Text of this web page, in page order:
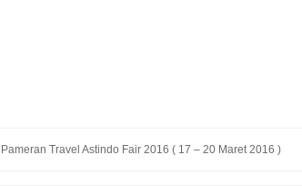
Travel Astindo Fair 2016 ( 17 – 20 Maret 2016 )